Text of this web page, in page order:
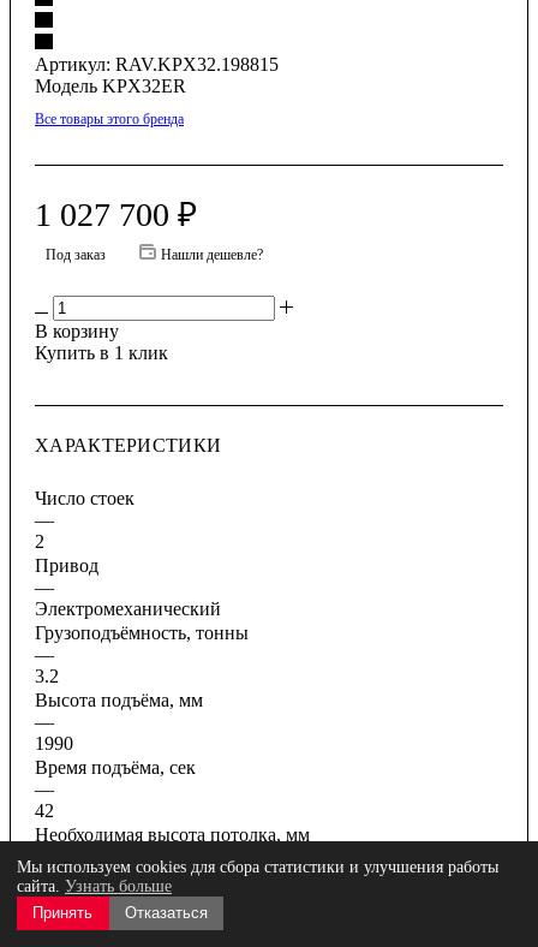
Артикул: RAV.KPX32.198815
Модель KPX32ER
Все товары этого бренда
1 027 700 ₽
Под заказ Нашли дешевле?
В корзину
Купить в 1 клик
ХАРАКТЕРИСТИКИ
Число стоек
—
2
Привод
—
Электромеханический
Грузоподъёмность, тонны
—
3.2
Высота подъёма, мм
—
1990
Время подъёма, сек
—
42
Необходимая высота потолка, мм
4150
Все характеристики
Мы используем cookies для сбора статистики и улучшения работы
сайта. Узнать больше
Принять
Отказаться